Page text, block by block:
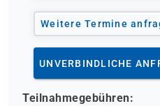
Weitere Termine
UNVERBINDLICHE
Teilnahmegebühren: